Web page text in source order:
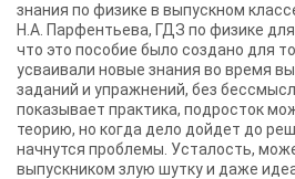
знания по физике в выпускном
Н.А. Парфентьева, ГДЗ по физике
что это пособие было создано для
усваивали новые знания во время
заданий и упражнений, без
показывает практика, подросток
теорию, но когда дело дойдет до
начнутся проблемы. Усталость,
выпускником злую шутку и даже